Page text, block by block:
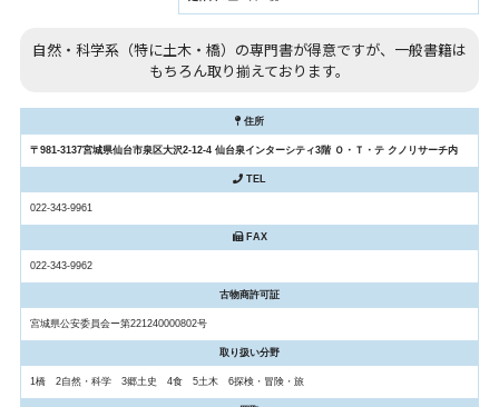
自然・科学系（特に土木・橋）の専門書が得意ですが、一般書籍は
もちろん取り揃えております。
住所
〒981-3137宮城県仙台市泉区大沢2-12-4 仙台泉インターシティ3階 Ｏ・Ｔ・テ クノリサーチ内
TEL
022-343-9961
FAX
022-343-9962
古物商許可証
宮城県公安委員会ー第221240000802号
取り扱い分野
1橋 2自然・科学 3郷土史 4食 5土木 6探検・冒険・旅